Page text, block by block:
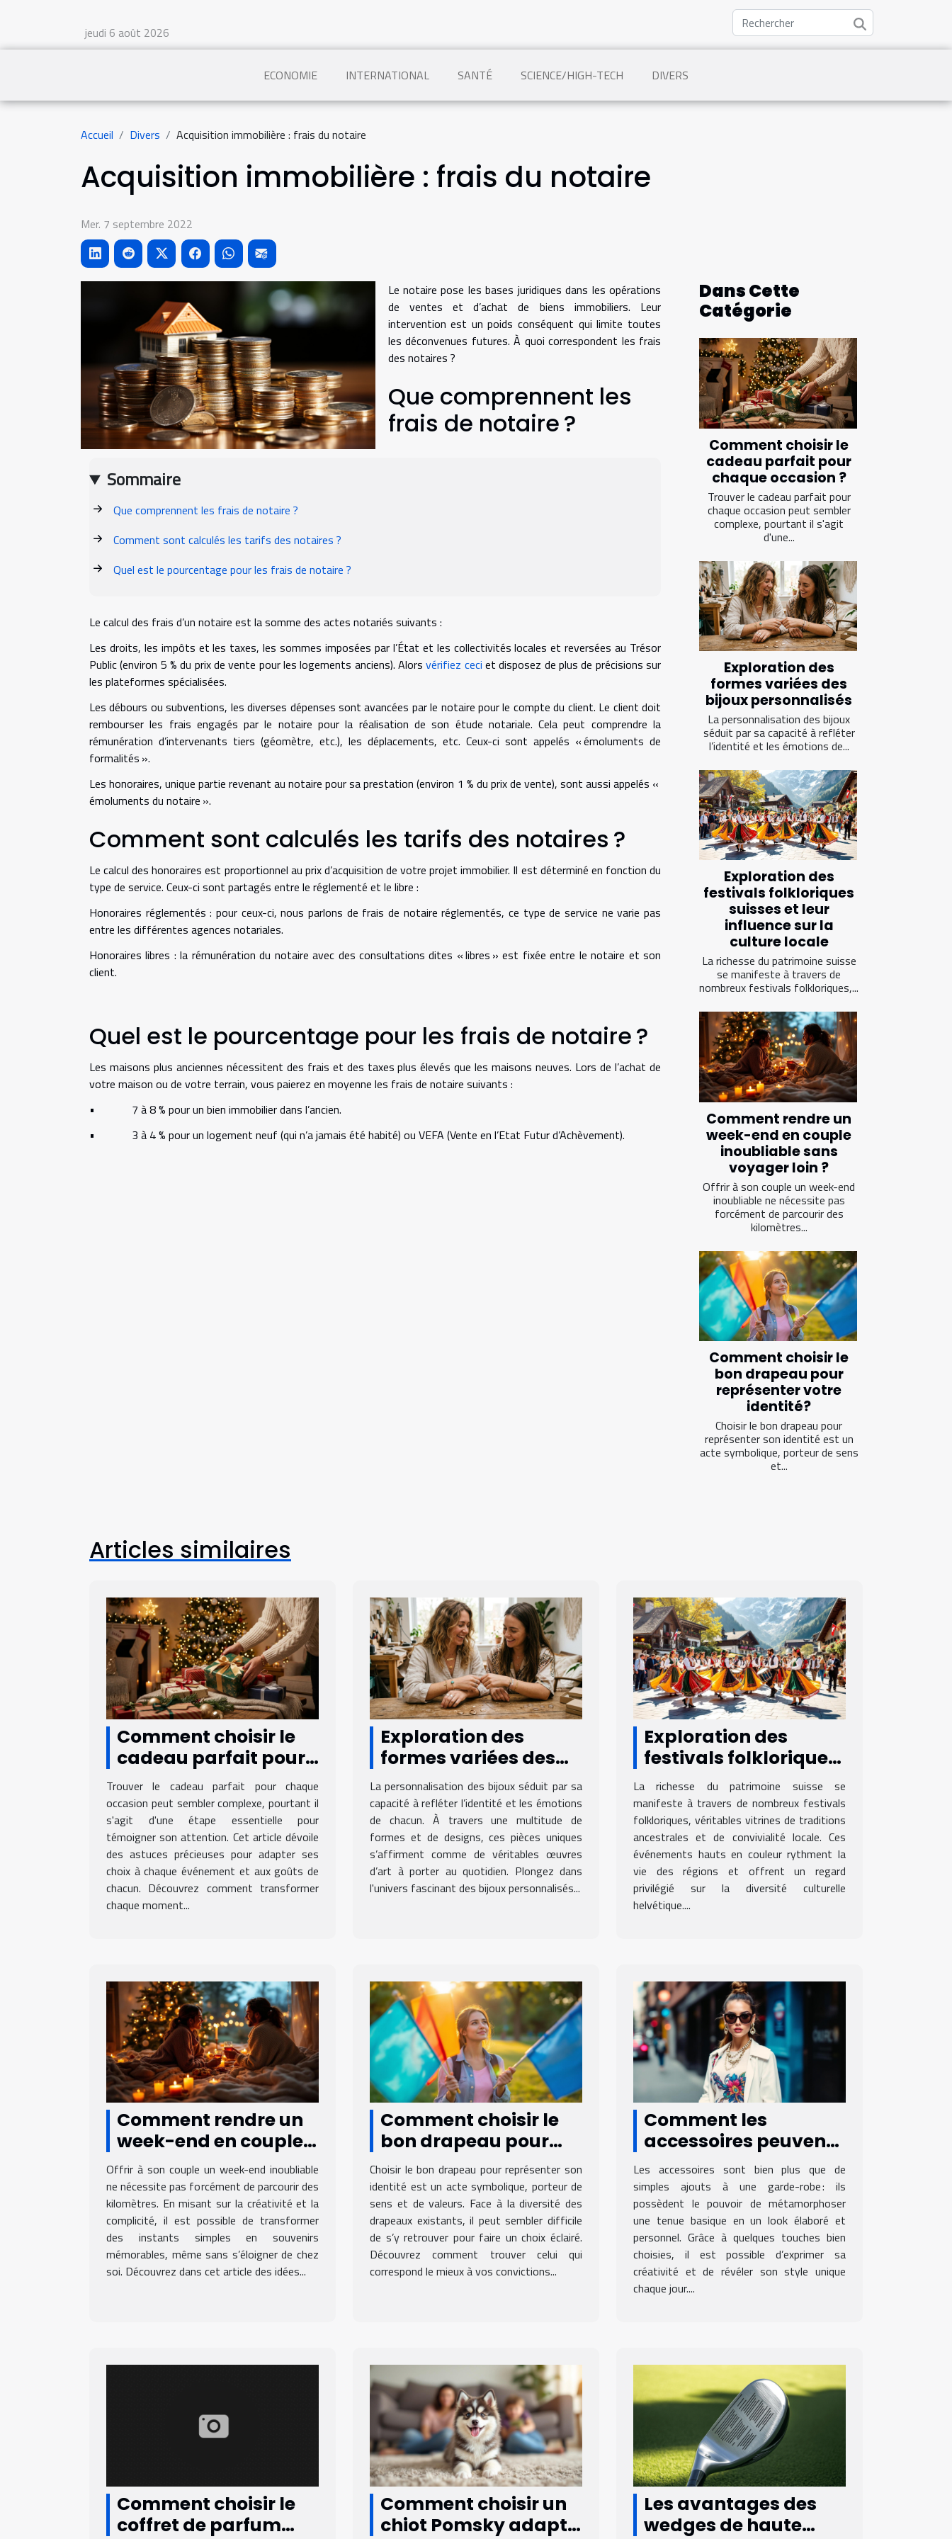
jeudi 6 août 2026
ECONOMIE INTERNATIONAL SANTÉ SCIENCE/HIGH-TECH DIVERS
Accueil Divers Acquisition immobilière : frais du notaire
Acquisition immobilière : frais du notaire
Mer. 7 septembre 2022
Sommaire
Que comprennent les frais de notaire ?
Comment sont calculés les tarifs des notaires ?
Quel est le pourcentage pour les frais de notaire ?
Le notaire pose les bases juridiques dans les opérations
de ventes et d’achat de biens immobiliers. Leur
intervention est un poids conséquent qui limite toutes
les déconvenues futures. À quoi correspondent les frais
des notaires ?
Que comprennent les
frais de notaire ?
Le calcul des frais d’un notaire est la somme des actes notariés suivants :
Les droits, les impôts et les taxes, les sommes imposées par l’État et les collectivités locales et reversées au Trésor
Public (environ 5 % du prix de vente pour les logements anciens). Alorsvérifiez ceci et disposez de plus de précisions sur
les plateformes spécialisées.
Les débours ou subventions, les diverses dépenses sont avancées par le notaire pour le compte du client. Le client doit
rembourser les frais engagés par le notaire pour la réalisation de son étude notariale. Cela peut comprendre la
rémunération d’intervenants tiers (géomètre, etc.), les déplacements, etc. Ceux-ci sont appelés « émoluments de
formalités ».
Les honoraires, unique partie revenant au notaire pour sa prestation (environ 1 % du prix de vente), sont aussi appelés «
émoluments du notaire ».
Comment sont calculés les tarifs des notaires ?
Le calcul des honoraires est proportionnel au prix d’acquisition de votre projet immobilier. Il est déterminé en fonction du
type de service. Ceux-ci sont partagés entre le réglementé et le libre :
Honoraires réglementés : pour ceux-ci, nous parlons de frais de notaire réglementés, ce type de service ne varie pas
entre les différentes agences notariales.
Honoraires libres : la rémunération du notaire avec des consultations dites « libres » est fixée entre le notaire et son
client.
Quel est le pourcentage pour les frais de notaire ?
Les maisons plus anciennes nécessitent des frais et des taxes plus élevés que les maisons neuves. Lors de l’achat de
votre maison ou de votre terrain, vous paierez en moyenne les frais de notaire suivants :
• 7 à 8 % pour un bien immobilier dans l’ancien.
• 3 à 4 % pour un logement neuf (qui n’a jamais été habité) ou VEFA (Vente en l’Etat Futur d’Achèvement).
Dans Cette
Catégorie
Comment choisir le
cadeau parfait pour
chaque occasion ?
Trouver le cadeau parfait pour
chaque occasion peut sembler
complexe, pourtant il s'agit
d'une...
Exploration des
formes variées des
bijoux personnalisés
La personnalisation des bijoux
séduit par sa capacité à refléter
l’identité et les émotions de...
Exploration des
festivals folkloriques
suisses et leur
influence sur la
culture locale
La richesse du patrimoine suisse
se manifeste à travers de
nombreux festivals folkloriques,...
Comment rendre un
week-end en couple
inoubliable sans
voyager loin ?
Offrir à son couple un week-end
inoubliable ne nécessite pas
forcément de parcourir des
kilomètres...
Comment choisir le
bon drapeau pour
représenter votre
identité?
Choisir le bon drapeau pour
représenter son identité est un
acte symbolique, porteur de sens
et...
Articles similaires
Comment choisir le
cadeau parfait pour
chaque occasion ?
Trouver le cadeau parfait pour chaque
occasion peut sembler complexe, pourtant il
s'agit d'une étape essentielle pour
témoigner son attention. Cet article dévoile
des astuces précieuses pour adapter ses
choix à chaque événement et aux goûts de
chacun. Découvrez comment transformer
chaque moment...
Exploration des
formes variées des
bijoux personnalisés
La personnalisation des bijoux séduit par sa
capacité à refléter l’identité et les émotions
de chacun. À travers une multitude de
formes et de designs, ces pièces uniques
s’affirment comme de véritables œuvres
d’art à porter au quotidien. Plongez dans
l'univers fascinant des bijoux personnalisés...
Exploration des
festivals folkloriques
suisses et leur
influence sur la
culture locale
La richesse du patrimoine suisse se
manifeste à travers de nombreux festivals
folkloriques, véritables vitrines de traditions
ancestrales et de convivialité locale. Ces
événements hauts en couleur rythment la
vie des régions et offrent un regard
privilégié sur la diversité culturelle
helvétique....
Comment rendre un
week-end en couple
inoubliable sans
voyager loin ?
Offrir à son couple un week-end inoubliable
ne nécessite pas forcément de parcourir des
kilomètres. En misant sur la créativité et la
complicité, il est possible de transformer
des instants simples en souvenirs
mémorables, même sans s’éloigner de chez
soi. Découvrez dans cet article des idées...
Comment choisir le
bon drapeau pour
représenter votre
identité?
Choisir le bon drapeau pour représenter son
identité est un acte symbolique, porteur de
sens et de valeurs. Face à la diversité des
drapeaux existants, il peut sembler difficile
de s’y retrouver pour faire un choix éclairé.
Découvrez comment trouver celui qui
correspond le mieux à vos convictions...
Comment les
accessoires peuvent
transformer votre
tenue quotidienne ?
Les accessoires sont bien plus que de
simples ajouts à une garde-robe : ils
possèdent le pouvoir de métamorphoser
une tenue basique en un look élaboré et
personnel. Grâce à quelques touches bien
choisies, il est possible d’exprimer sa
créativité et de révéler son style unique
chaque jour....
Comment choisir le
coffret de parfum
Comment choisir un
chiot Pomsky adapté
Les avantages des
wedges de haute